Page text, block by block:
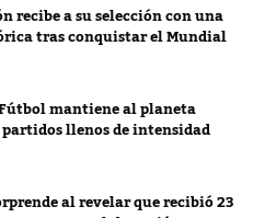
recibe a su selección con una
tras conquistar el Mundial
mantiene al planeta
llenos de intensidad
al revelar que recibió 23